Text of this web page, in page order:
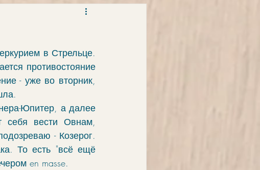
в Стрельце.
противостояние
- уже во вторник,
Юпитер, а далее
себя вести Овнам,
- Козерог.
То есть "всё ещё
en masse.